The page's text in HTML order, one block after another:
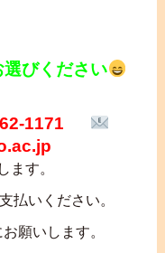
びください
1171
ます。
払いください。
願いします。